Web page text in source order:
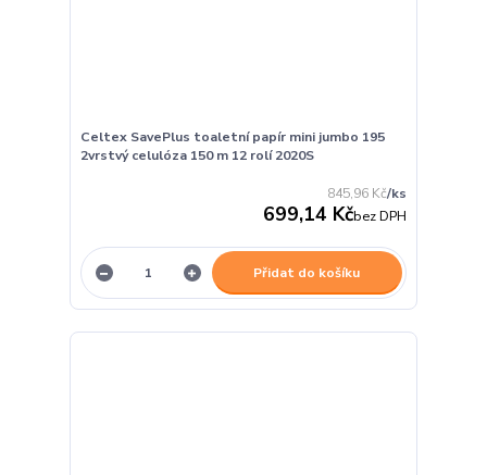
Celtex SavePlus toaletní papír mini jumbo 195
2vrstvý celulóza 150 m 12 rolí 2020S
845,96 Kč/ks
699,14 Kčbez DPH
Přidat do košíku